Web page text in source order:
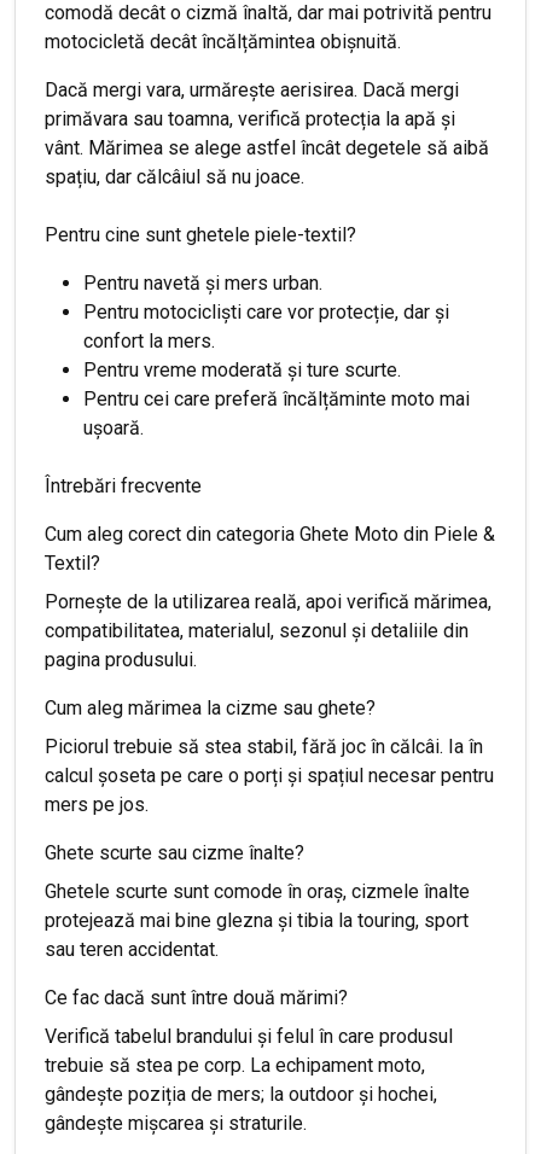
comodă decât o cizmă înaltă, dar mai potrivită pentru
motocicletă decât încălțămintea obișnuită.
Dacă mergi vara, urmărește aerisirea. Dacă mergi
primăvara sau toamna, verifică protecția la apă și
vânt. Mărimea se alege astfel încât degetele să aibă
spațiu, dar călcâiul să nu joace.
Pentru cine sunt ghetele piele-textil?
Pentru navetă și mers urban.
Pentru motocicliști care vor protecție, dar și
confort la mers.
Pentru vreme moderată și ture scurte.
Pentru cei care preferă încălțăminte moto mai
ușoară.
Întrebări frecvente
Cum aleg corect din categoria Ghete Moto din Piele &
Textil?
Pornește de la utilizarea reală, apoi verifică mărimea,
compatibilitatea, materialul, sezonul și detaliile din
pagina produsului.
Cum aleg mărimea la cizme sau ghete?
Piciorul trebuie să stea stabil, fără joc în călcâi. Ia în
calcul șoseta pe care o porți și spațiul necesar pentru
mers pe jos.
Ghete scurte sau cizme înalte?
Ghetele scurte sunt comode în oraș, cizmele înalte
protejează mai bine glezna și tibia la touring, sport
sau teren accidentat.
Ce fac dacă sunt între două mărimi?
Verifică tabelul brandului și felul în care produsul
trebuie să stea pe corp. La echipament moto,
gândește poziția de mers; la outdoor și hochei,
gândește mișcarea și straturile.